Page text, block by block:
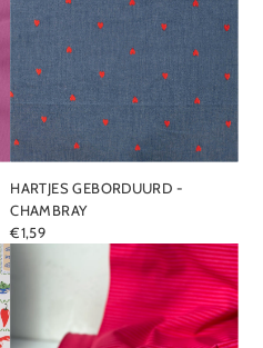
HARTJES GEBORDUURD -
CHAMBRAY
€1,59